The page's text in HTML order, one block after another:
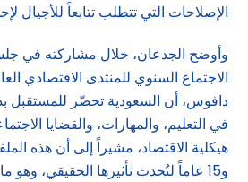
الإصلاحات التي تتطلب تتابعاً للأجيال
وأوضح الجدعان، خلال مشاركته في
دافوس، أن السعودية تحضّر للمستقبل
في التعليم، والمهارات، والقضايا
و15 عاماً لتُحدث تأثيرها الحقيقي،